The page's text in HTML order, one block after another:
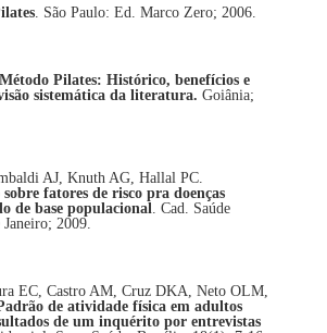
. São Paulo: Ed. Marco Zero; 2006.
Método Pilates: Histórico, benefícios e
sistemática da literatura. Goiânia;
AJ, Knuth AG, Hallal PC.
fatores de risco pra doenças
de base populacional. Cad. Saúde
2009.
EC, Castro AM, Cruz DKA, Neto OLM,
de atividade física em adultos
de um inquérito por entrevistas